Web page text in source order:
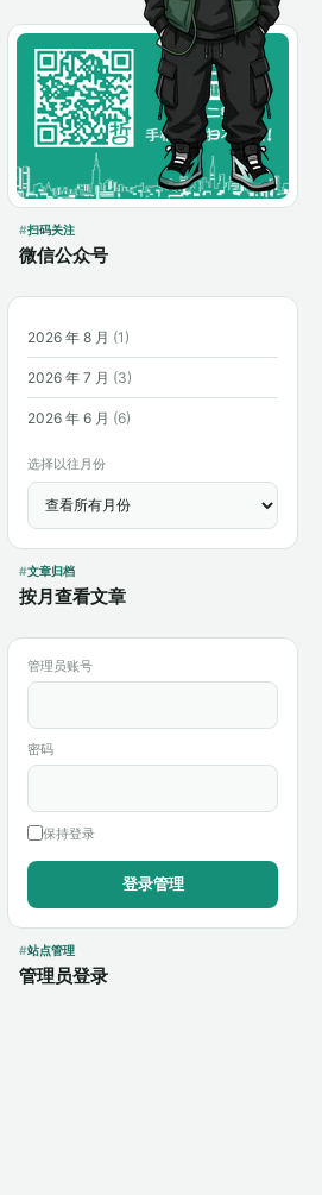
扫码关注
微信公众号
2026 年 8 月 (1)
2026 年 7 月 (3)
2026 年 6 月 (6)
选择以往月份
文章归档
按月查看文章
管理员账号
密码
保持登录
站点管理
管理员登录